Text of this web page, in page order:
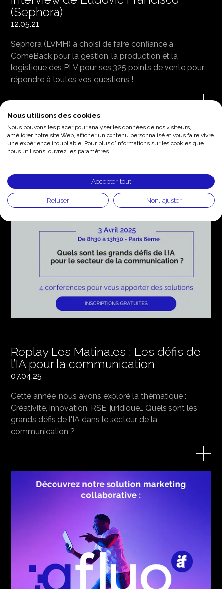
(Sephora)
12.05.21
Sephora (LVMH) a choisi de faire confiance à
ComeBack pour la gestion, la production et la
logistique des PLV pour ses 325 points de vente pour
répondre à toutes vos questions !
Replay Les Matinales : Les défis de
l’IA pour la communication
07.04.25
Cette année, nous avons exploré la thématique :
Créativité, innovation, RSE, juridique… Quels sont les
grands défis de l'IA dans le secteur de la
communication ?
Nous utilisons des cookies
Nous pouvons les placer pour analyser les données de nos visiteurs,
améliorer notre site Web, afficher un contenu personnalisé et vous faire vivre
une expérience inoubliable. Pour plus d'informations sur les cookies que
nous utilisons, ouvrez les paramètres.
Accepter tout
Refuser Non, ajuster